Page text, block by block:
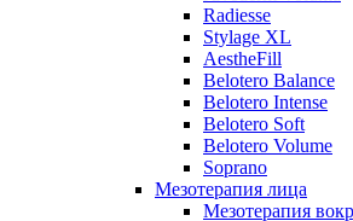
Radiesse
Stylage XL
AestheFill
Belotero Balance
Belotero Intense
Belotero Soft
Belotero Volume
Soprano
Мезотерапия лица
Мезотерапия